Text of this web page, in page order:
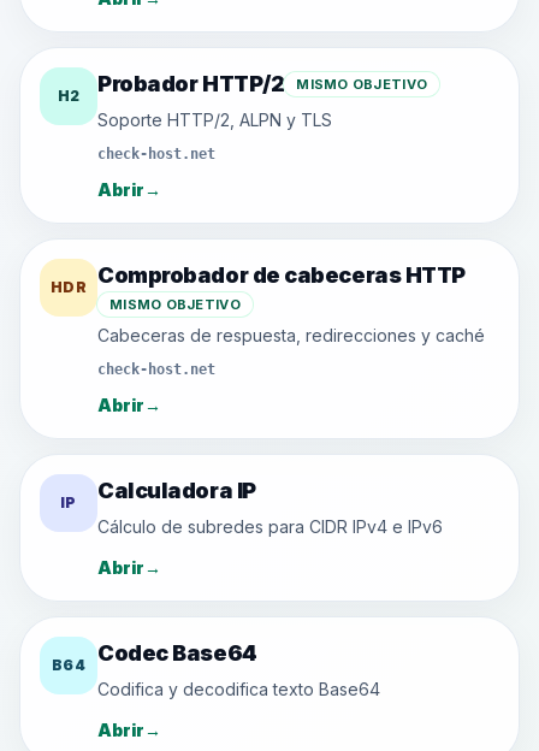
H2 Probador HTTP/2 MISMO OBJETIVO
Soporte HTTP/2, ALPN y TLS
check-host.net
Abrir→
HDR Comprobador de cabeceras HTTP
MISMO OBJETIVO
Cabeceras de respuesta, redirecciones y caché
check-host.net
Abrir→
IP Calculadora IP
Cálculo de subredes para CIDR IPv4 e IPv6
Abrir→
B64 Codec Base64
Codifica y decodifica texto Base64
Abrir→